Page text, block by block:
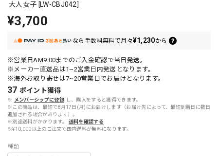
大人女子 [LW-CBJ042]
¥3,700
なら 手数料無料で月々¥1,230から
※営業日AM9:00までのご入金確認で当日発送。
※メーカー直送品は1~2営業日内発送となります。
※海外お取り寄せは7~20営業日でお届けとなります。
37 ポイント獲得
※ メンバーシップに登録 し、購入をすると獲得できます。
※この商品は、最短で8月17日(月)にお届けします（お届け先によって、最短到着日に数日
追加される場合があります）。
※別途送料がかかります。
送料を確認する
※¥10,000以上のご注文で国内送料が無料になります。
種類